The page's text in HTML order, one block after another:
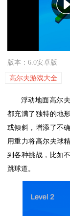
版本：6.0安卓版
高尔夫游戏大全
浮动地面高尔
都充满了独特的地
或倾斜，增添了不
用重力将高尔夫球
到各种挑战，比如
跳球道。